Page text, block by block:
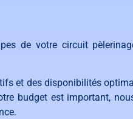
de votre circuit
ifs et desdisponibilitésoptim
rebudgetestimportant, n